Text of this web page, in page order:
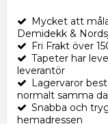
Mycket att
Demidekk &
Fri Frakt över
Tapeter har
leverantör
Lagervaror
normalt samma
Snabba och
hemadressen